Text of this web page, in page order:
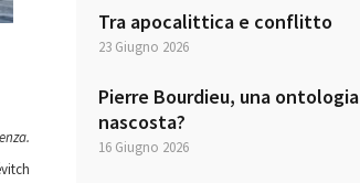
Tra apocalittica e conflitto
23 Giugno 2026
Pierre Bourdieu, una ontologia
nascosta?
16 Giugno 2026